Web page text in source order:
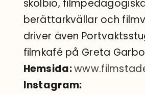
skolbio,
berättarkvällar och
driver även
filmkafé på Greta
Hemsida:
Instagram: